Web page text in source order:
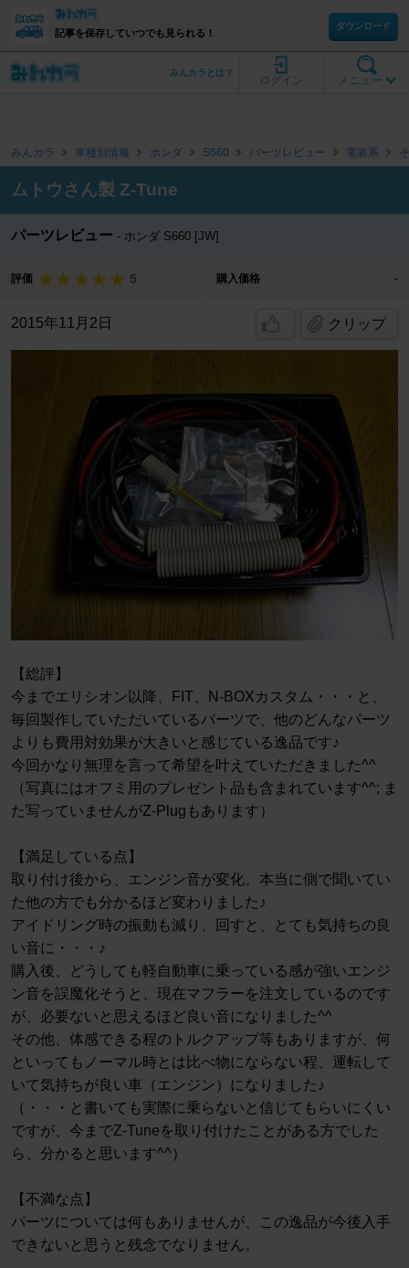
記事を保存していつでも見られる！
ダウンロード
メニュー
ログイン
みんカラとは？
みんカラ 車種別情報 ホンダ S660 パーツレビュー 電装系
ムトウさん製 Z-Tune
パーツレビュー ホンダ S660 [JW]
評価 5 購入価格 -
2015年11月2日 クリップ
【総評】
今までエリシオン以降、FIT、N-BOXカスタム・・・と、
毎回製作していただいているパーツで、他のどんなパーツ
よりも費用対効果が大きいと感じている逸品です♪
今回かなり無理を言って希望を叶えていただきました^^
（写真にはオフミ用のプレゼント品も含まれています^^; ま
た写っていませんがZ-Plugもあります）
【満足している点】
取り付け後から、エンジン音が変化。本当に側で聞いてい
た他の方でも分かるほど変わりました♪
アイドリング時の振動も減り、回すと、とても気持ちの良
い音に・・・♪
購入後、どうしても軽自動車に乗っている感が強いエンジ
ン音を誤魔化そうと、現在マフラーを注文しているのです
が、必要ないと思えるほど良い音になりました^^
その他、体感できる程のトルクアップ等もありますが、何
といってもノーマル時とは比べ物にならない程、運転して
いて気持ちが良い車（エンジン）になりました♪
（・・・と書いても実際に乗らないと信じてもらいにくい
ですが、今までZ-Tuneを取り付けたことがある方でした
ら、分かると思います^^）
【不満な点】
パーツについては何もありませんが、この逸品が今後入手
できないと思うと残念でなりません。